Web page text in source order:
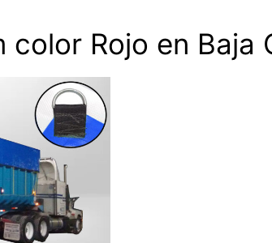
Rojo en Baja